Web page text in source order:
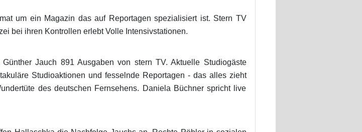
um ein Magazin das auf Reportagen spezialisiert ist. Stern TV
bei ihren Kontrollen erlebt Volle Intensivstationen.
Jauch 891 Ausgaben von stern TV. Aktuelle Studiogäste
Studioaktionen und fesselnde Reportagen - das alles zieht
des deutschen Fernsehens. Daniela Büchner spricht live